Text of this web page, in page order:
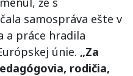
samospráva ešte v
a práce hradila
únie. „Za
rodičia,